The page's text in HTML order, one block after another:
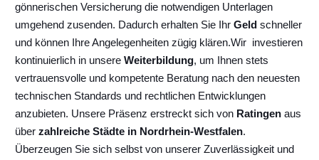
gönnerischen Versicherung die notwendigen Unterlagen
umgehend zusenden. Dadurch erhalten Sie Ihr Geld schneller
und können Ihre Angelegenheiten zügig klären.Wir investieren
kontinuierlich in unsere Weiterbildung, um Ihnen stets
vertrauensvolle und kompetente Beratung nach den neuesten
technischen Standards und rechtlichen Entwicklungen
anzubieten. Unsere Präsenz erstreckt sich von Ratingen aus
über zahlreiche Städte in Nordrhein-Westfalen.
Überzeugen Sie sich selbst von unserer Zuverlässigkeit und